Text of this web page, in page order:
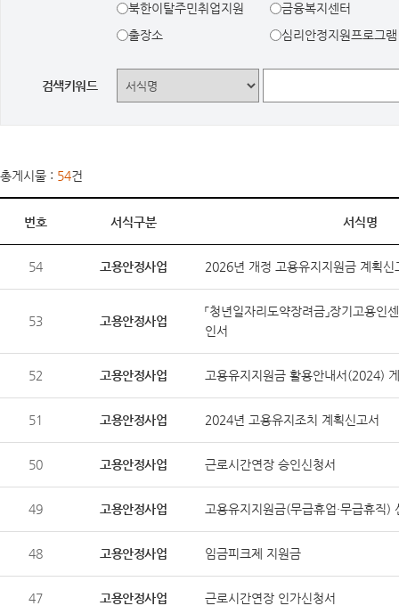
북한이탈주민취업지원
금융복지센터
출장소
심리안정지원프로그램
검색키워드
총게시물 : 54건
번호 서식구분 서식명
54 고용안정사업 2026년 개정 고용유지지원금 계획신
53 고용안정사업
「청년일자리도약장려금」장기고용
인서
52 고용안정사업 고용유지지원금 활용안내서(2024)
51 고용안정사업 2024년 고용유지조치 계획신고서
50 고용안정사업 근로시간연장 승인신청서
49 고용안정사업 고용유지지원금(무급휴업·무급휴직)
48 고용안정사업 임금피크제 지원금
47 고용안정사업 근로시간연장 인가신청서